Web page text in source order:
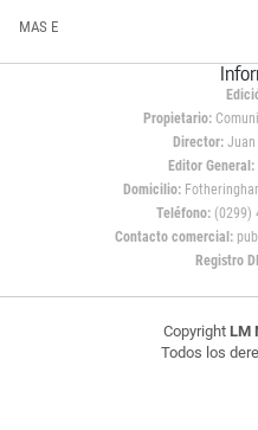
MAS E
Propietario:
Director: Juan
Editor General:
Domicilio:
Teléfono: (0299)
Contacto comercial:
Registro
Copyright LM
Todos los